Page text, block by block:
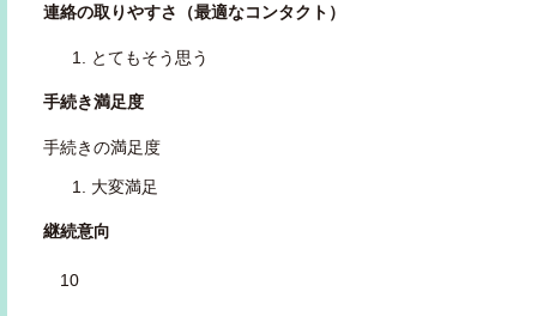
連絡の取りやすさ（最適なコンタクト）
とてもそう思う
手続き満足度
手続きの満足度
大変満足
継続意向
10